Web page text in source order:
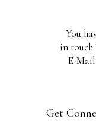
You
in touch
E-Mail
Get